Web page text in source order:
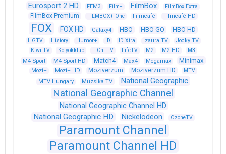
Eurosport 2 HD
FEM3 Film+ FilmBox FilmBox Extra
FilmBox Premium FILMBOX+ One Filmcafé Filmcafé HD
FOX FOX HD Galaxy4 HBO HBO GO HBO HD
HGTV History Humor+ ID ID Xtra Izaura TV
Jocky TV
Kiwi TV
Kölyökklub LiChi TV LifeTV M2 M2 HD M3
M4 Sport M4 Sport HD Match4 Max4 Megamax Minimax
Mozi+ Mozi+ HD Moziverzum Moziverzum HD
MTV
MTV Hungary
Muzsika TV National Geographic
National Geographic Channel
National Geographic Channel HD
National Geographic HD
Nickelodeon OzoneTV
Paramount Channel
Paramount Channel HD